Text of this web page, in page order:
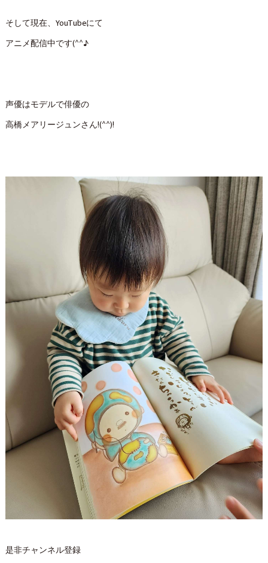
そして現在、YouTubeにて
アニメ配信中です(^^♪
声優はモデルで俳優の
高橋メアリージュンさん!(^^)!
是非チャンネル登録